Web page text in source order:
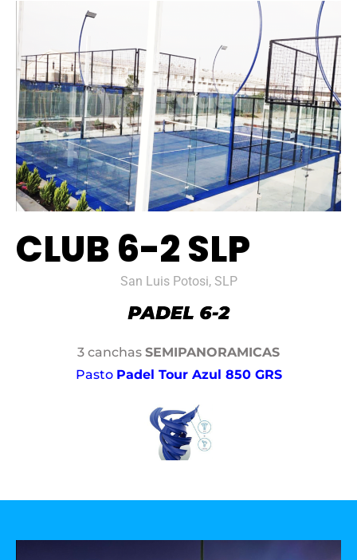
CLUB 6-2 SLP
San Luis Potosi, SLP
3 canchas SEMIPANORAMICAS
Pasto Padel Tour Azul 850 GRS